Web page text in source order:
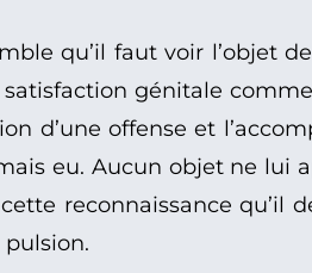
qu’il faut voir l’objet
génitale
d’une offense et
eu. Aucun objet ne lui
reconnaissance qu’il
pulsion.